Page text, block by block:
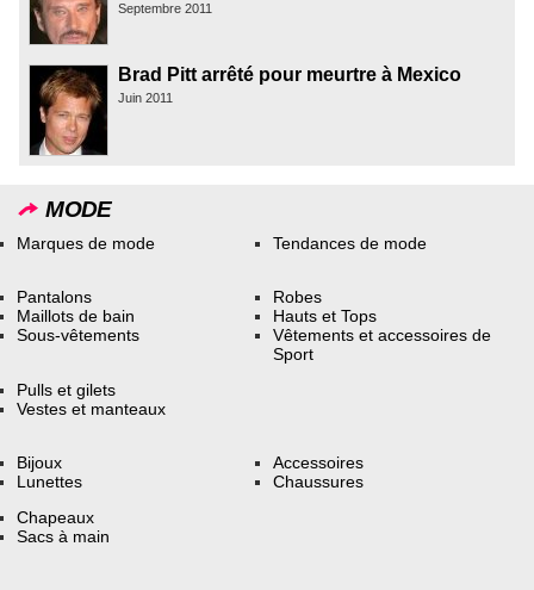
Septembre 2011
Brad Pitt arrêté pour meurtre à Mexico
Juin 2011
MODE
Marques de mode Tendances de mode
Pantalons
Maillots de bain
Sous-vêtements
Robes
Hauts et Tops
Vêtements et accessoires de
Sport
Pulls et gilets
Vestes et manteaux
Bijoux
Lunettes
Accessoires
Chaussures
Chapeaux
Sacs à main